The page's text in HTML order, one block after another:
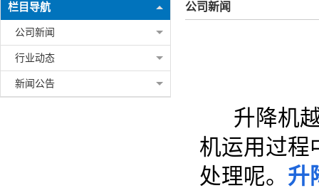
栏目导航
公司新闻
行业动态
新闻公告
公司新闻
升降机越
机运用过程
处理呢。 升